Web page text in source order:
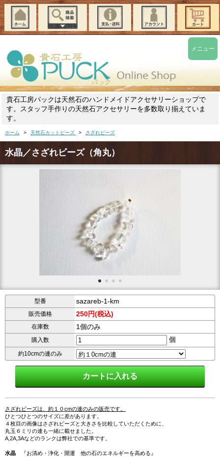
貴石工房パックは天然石のハンドメイドアクセサリーショップで
す。スタッフ手作りの天然石アクセサリーを多数取り揃えていま
す。
ホーム > 天然石カットビーズ > さざれビーズ
水晶／さざれビーズ（角丸）
型番 sazareb-1-km
販売価格 250円(税込)
在庫数 1個のみ
購入数 個
約10cmの連のみ
さざれビーズは、約１０cmの連のみの販売です。
ひとつひとつのサイズに差があります。
４枚目の画像はさざれビーズと大きさを比較していただくために、
丸玉６ミリの連も一緒に載せました。
A,2A,3Aなどのランクは弊社での基準です。
水晶 『お清め・浄化・開運 他の石のエネルギーを高める』
メニュー